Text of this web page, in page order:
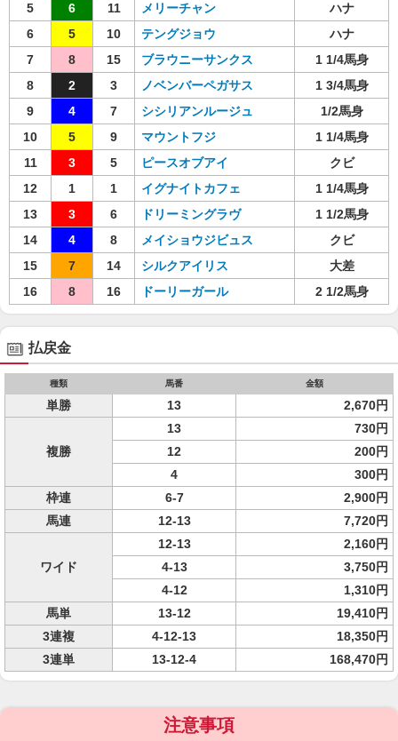
5
6 11 メリーチャン
ハナ
6
5 10 テングジョウ
ハナ
7
8 15 ブラウニーサンクス
1 1/4馬身
8
2 3 ノベンバーペガサス
1 3/4馬身
9
4 7 シシリアンルージュ
1/2馬身
10
5 9 マウントフジ
1 1/4馬身
11
3 5 ピースオブアイ
クビ
12
1 1 イグナイトカフェ
1 1/4馬身
13
3 6 ドリーミングラヴ
1 1/2馬身
14
4 8 メイショウジビュス
クビ
15
7 14 シルクアイリス
大差
16
8 16 ドーリーガール 2 1/2馬身
払戻金
種類 馬番 金額
単勝 13 2,670円
複勝
13
730円
12
200円
4
300円
枠連
6-7
2,900円
馬連
12-13 7,720円
ワイド
12-13
2,160円
4-13
3,750円
4-12
1,310円
馬単
13-12
19,410円
3連複
4-12-13
18,350円
3連単
13-12-4 168,470円
注意事項